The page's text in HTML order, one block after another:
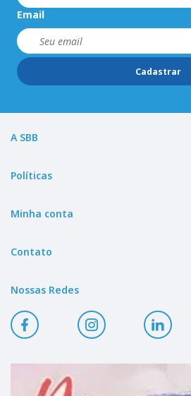
Email
Cadastrar
A SBB
Políticas
Minha conta
Contato
Nossas Redes